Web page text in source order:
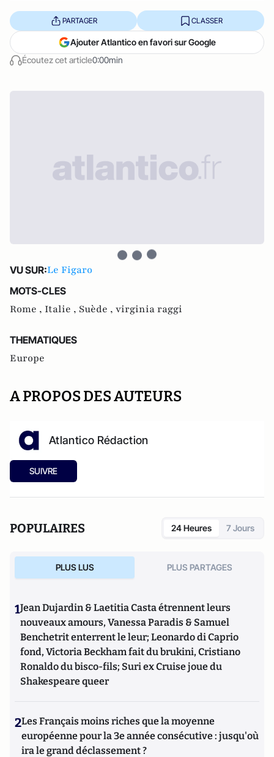
Écoutez cet article0:00min
PARTAGER CLASSER
Ajouter Atlantico en favori sur Google
VU SUR:Le Figaro
MOTS-CLES
Rome , Italie , Suède , virginia raggi
THEMATIQUES
Europe
A PROPOS DES AUTEURS
Atlantico Rédaction
SUIVRE
POPULAIRES 24 Heures 7 Jours
PLUS LUS PLUS PARTAGES
1Jean Dujardin & Laetitia Casta étrennent leurs
nouveaux amours, Vanessa Paradis & Samuel
Benchetrit enterrent le leur; Leonardo di Caprio
fond, Victoria Beckham fait du brukini, Cristiano
Ronaldo du bisco-fils; Suri ex Cruise joue du
Shakespeare queer
2Les Français moins riches que la moyenne
européenne pour la 3e année consécutive : jusqu'où
ira le grand déclassement ?